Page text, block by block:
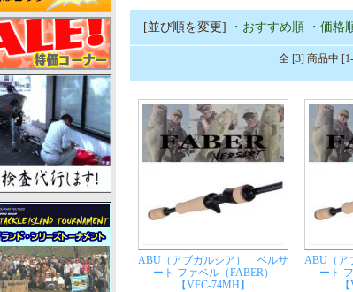
[並び順を変更] ・おすすめ順 ・価格
全 [3] 商品中
ABU（アブガルシア） ベルサ
ート ファベル（FABER）
【VFC-74MH】
ABU（ア
ート